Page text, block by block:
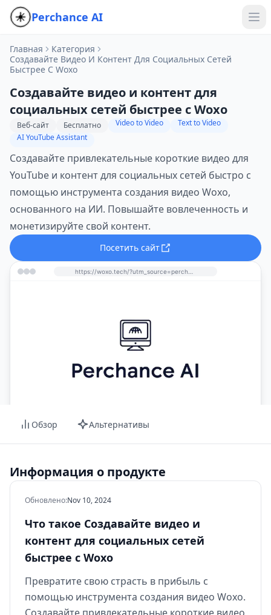
Perchance AI
Главная
Категория
Создавайте Видео И Контент Для Социальных Сетей
Быстрее С Woxo
Создавайте видео и контент для
социальных сетей быстрее с Woxo
Веб-сайт Бесплатно Video to Video
Text to Video
AI YouTube Assistant
Создавайте привлекательные короткие видео для
YouTube и контент для социальных сетей быстро с
помощью инструмента создания видео Woxo,
основанного на ИИ. Повышайте вовлеченность и
монетизируйте свой контент.
Посетить сайт
Обзор Альтернативы
Информация о продукте
Обновлено:Nov 10, 2024
Что такое Создавайте видео и
контент для социальных сетей
быстрее с Woxo
Превратите свою страсть в прибыль с
помощью инструмента создания видео Woxo.